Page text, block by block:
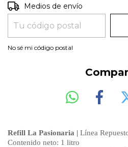
Entregas para el CP:
Medios de envío
No sé mi código postal
Refill La Pasionaria | Línea
Contenido neto: 1 litro